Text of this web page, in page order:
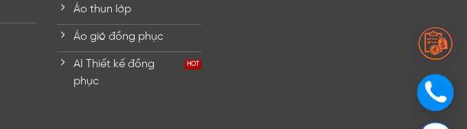
Áo thun lớp
Áo gió đồng phục
AI Thiết kế đồng
phục